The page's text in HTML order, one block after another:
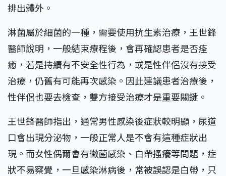
排出體外。
淋菌屬於細菌的一種，需要使用抗生素治療，王世鋒
醫師說明，一般結束療程後，會再確認患者是否痊
癒，若是持續有不安全性行為，或是性伴侶沒有接受
治療，仍舊有可能再次感染。因此建議患者治療後，
性伴侶也要去檢查，雙方接受治療才是重要關鍵。
王世鋒醫師指出，通常男性感染後症狀較明顯，尿道
口會出現分泌物，一般正常人是不會有這種症狀出
現。而女性偶爾會有黴菌感染、白帶搔癢等問題，症
狀不易察覺，一旦感染淋病後，常被誤認是白帶，只